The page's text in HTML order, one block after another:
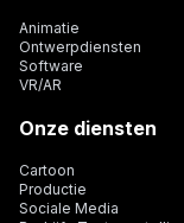
Animatie
Ontwerpdiensten
Software
VR/AR
Onze diensten
Cartoon
Productie
Sociale Media